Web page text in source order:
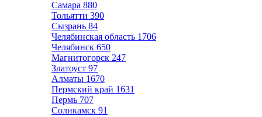
Самара 880
Тольятти 390
Сызрань 84
Челябинская область 1706
Челябинск 650
Магнитогорск 247
Златоуст 97
Алматы 1670
Пермский край 1631
Пермь 707
Соликамск 91